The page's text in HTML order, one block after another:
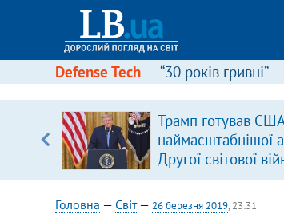
Defense Tech “30 років гривні”
Трамп готував
наймасштабнішої
Другої світової
Головна — Світ— 26 березня 2019, 23:31